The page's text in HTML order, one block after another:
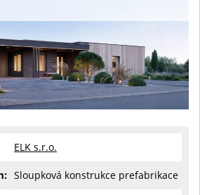
ELK s.r.o.
Sloupková konstrukce prefabrikace